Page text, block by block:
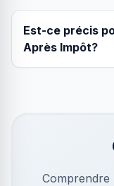
Est-ce précis
Après Impôt?